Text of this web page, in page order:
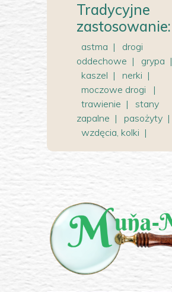
Tradycyjne
zastosowanie:
astma |
drogi
oddechowe | grypa |
kaszel | nerki |
moczowe drogi
|
trawienie |
stany
zapalne | pasożyty |
wzdęcia, kolki |